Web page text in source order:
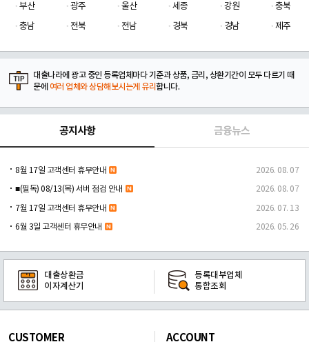
부산
광주 울산 세종 강원
충북
충남
전북 전남 경북 경남 제주
대출나라에 광고 중인 등록업체마다 기준과 상품, 금리, 상환기간이 모두 다르기 때
문에 여러 업체와 상담해보시는게 유리합니다.
공지사항 금융뉴스
8월 17일 고객센터 휴무안내 2026. 08. 07
■(필독) 08/13(목) 서버 점검 안내 2026. 08. 07
7월 17일 고객센터 휴무안내 2026. 07. 13
6월 3일 고객센터 휴무안내 2026. 05. 26
대출상환금
이자계산기
등록대부업체
통합조회
CUSTOMER ACCOUNT